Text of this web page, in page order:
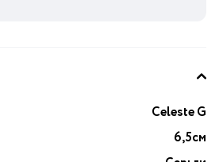
Celeste G
6,5см